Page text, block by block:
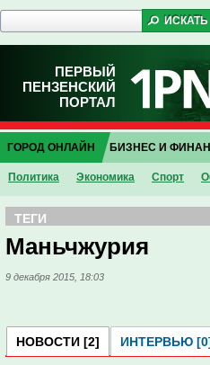
ПЕРВЫЙ
ПЕНЗЕНСКИЙ
ПОРТАЛ
ГОРОД ОНЛАЙН
Политика Экономика Спорт
БИЗНЕС И
ТЕГИ
Маньчжурия
9 декабря 2015, 18:03
НОВОСТИ [2] ИНТЕРВЬЮ